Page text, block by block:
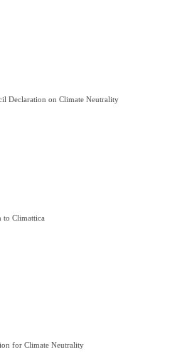
Declaration on Climate Neutrality
to Climattica
for Climate Neutrality